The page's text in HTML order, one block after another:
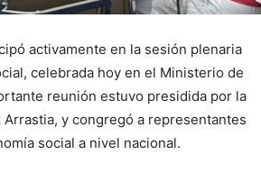
activamente en la sesión plenaria
celebrada hoy en el Ministerio de
reunión estuvo presidida por la
y congregó a representantes
social a nivel nacional.